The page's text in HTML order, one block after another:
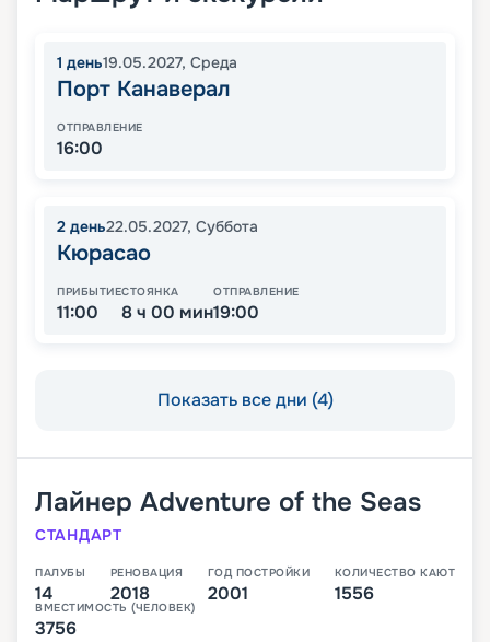
1 день19.05.2027, Среда
Порт Канаверал
ОТПРАВЛЕНИЕ
16:00
2 день22.05.2027, Суббота
Кюрасао
ПРИБЫТИЕ
11:00
СТОЯНКА
8 ч 00 мин
ОТПРАВЛЕНИЕ
19:00
Показать все дни (4)
Лайнер Adventure of the Seas
СТАНДАРТ
ПАЛУБЫ
14
РЕНОВАЦИЯ
2018
ГОД ПОСТРОЙКИ
2001
КОЛИЧЕСТВО КАЮТ
1556
ВМЕСТИМОСТЬ (ЧЕЛОВЕК)
3756